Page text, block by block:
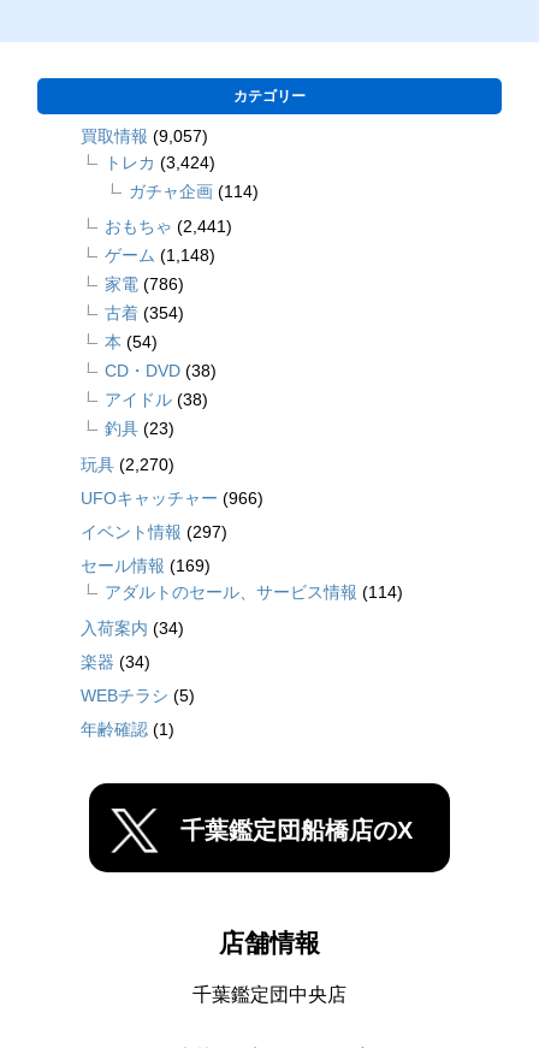
カテゴリー
買取情報 (9,057)
トレカ (3,424)
ガチャ企画 (114)
おもちゃ (2,441)
ゲーム (1,148)
家電 (786)
古着 (354)
本 (54)
CD・DVD (38)
アイドル (38)
釣具 (23)
玩具 (2,270)
UFOキャッチャー (966)
イベント情報 (297)
セール情報 (169)
アダルトのセール、サービス情報 (114)
入荷案内 (34)
楽器 (34)
WEBチラシ (5)
年齢確認 (1)
千葉鑑定団船橋店のX
店舗情報
千葉鑑定団中央店